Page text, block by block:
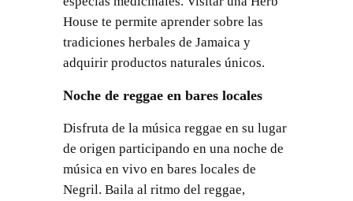
House te permite aprender sobre las
tradiciones herbales de Jamaica y
adquirir productos naturales únicos.
Noche de reggae en bares locales
Disfruta de la música reggae en su lugar
de origen participando en una noche de
música en vivo en bares locales de
Negril. Baila al ritmo del reggae,